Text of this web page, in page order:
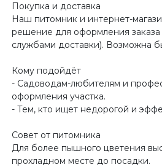
Покупка и доставка
Наш питомник и интернет-
решение для оформления заказа
службами доставки). Возможна
Кому подойдёт
- Садоводам-любителям и
оформления участка.
- Тем, кто ищет недорогой и
Совет от питомника
Для более пышного цветения
прохладном месте до посадки.